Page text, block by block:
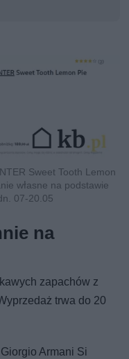
Sweet Tooth Lemon
własne na podstawie
07-20.05
na
zapachów z
trwa do 20
Armani Si